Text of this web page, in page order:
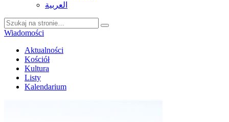
العربية
Wiadomości
Aktualności
Kościół
Kultura
Listy
Kalendarium